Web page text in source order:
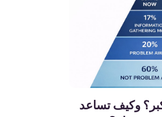
وكيف تساعد